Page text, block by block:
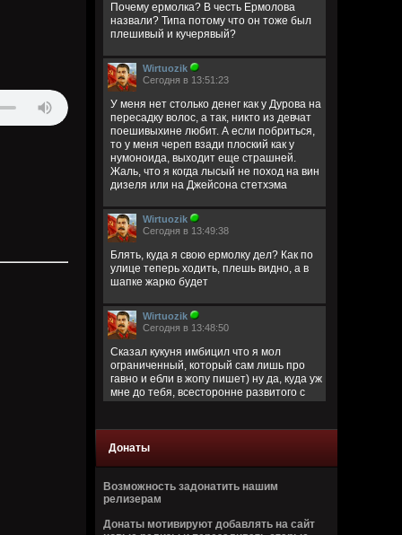
Почему ермолка? В честь Ермолова
назвали? Типа потому что он тоже был
плешивый и кучерявый?
Wirtuozik
Сегодня в 13:51:23
У меня нет столько денег как у Дурова на
пересадку волос, а так, никто из девчат
поешивыхине любит. А если побриться,
то у меня череп взади плоский как у
нумоноида, выходит еще страшней.
Жаль, что я когда лысый не поход на вин
дизеля или на Джейсона стетхэма
Wirtuozik
Сегодня в 13:49:38
Блять, куда я свою ермолку дел? Как по
улице теперь ходить, плешь видно, а в
шапке жарко будет
Wirtuozik
Сегодня в 13:48:50
Сказал кукуня имбицил что я мол
ограниченный, который сам лишь про
гавно и ебли в жопу пишет) ну да, куда уж
мне до тебя, всесторонне развитого с
Сегодня в 13:40:45
за запрещено цитировать что ли
ограниченый долбаеб просто, заебал
этим, давай там ещё про школьниц
Донаты
Возможность задонатить нашим
релизерам
Донаты мотивируют добавлять на сайт